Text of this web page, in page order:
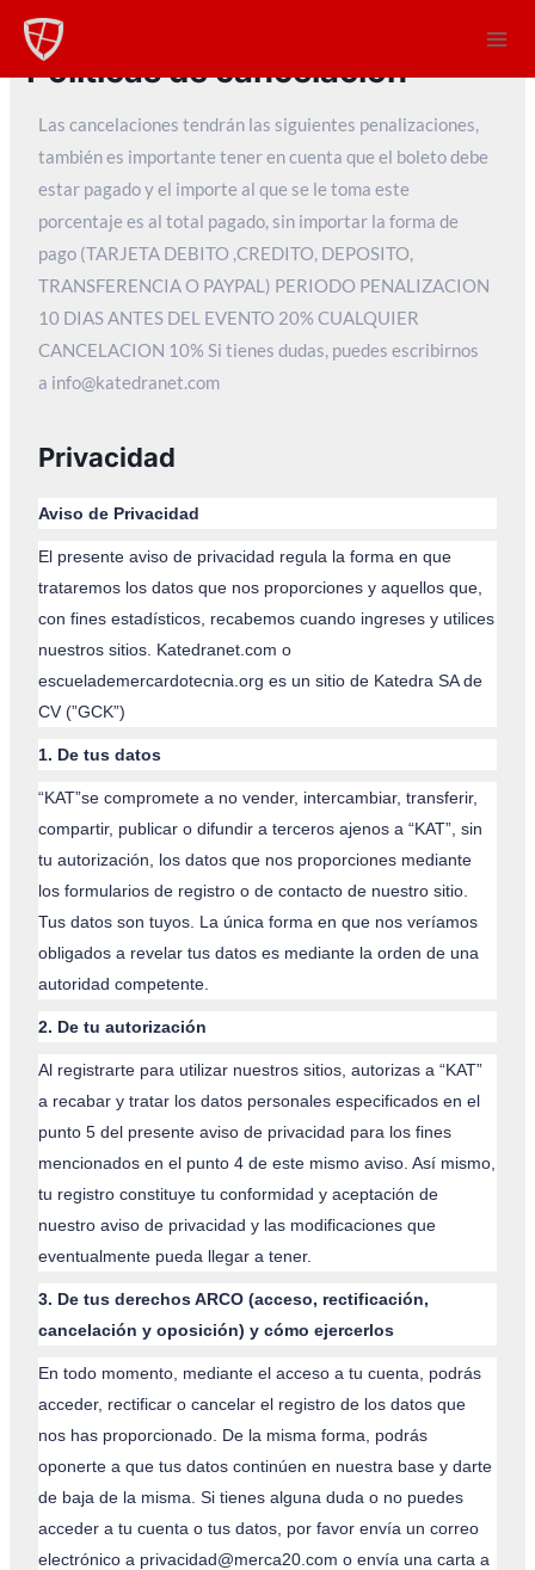
contenido
Politicas de cancelación
Las cancelaciones tendrán las siguientes penalizaciones,
también es importante tener en cuenta que el boleto debe
estar pagado y el importe al que se le toma este
porcentaje es al total pagado, sin importar la forma de
pago (TARJETA DEBITO ,CREDITO, DEPOSITO,
TRANSFERENCIA O PAYPAL) PERIODO PENALIZACION
10 DIAS ANTES DEL EVENTO 20% CUALQUIER
CANCELACION 10% Si tienes dudas, puedes escribirnos
a info@katedranet.com
Privacidad
Aviso de Privacidad
El presente aviso de privacidad regula la forma en que
trataremos los datos que nos proporciones y aquellos que,
con fines estadísticos, recabemos cuando ingreses y utilices
nuestros sitios. Katedranet.com o
escuelademercardotecnia.org es un sitio de Katedra SA de
CV (”GCK”)
1. De tus datos
“KAT”se compromete a no vender, intercambiar, transferir,
compartir, publicar o difundir a terceros ajenos a “KAT”, sin
tu autorización, los datos que nos proporciones mediante
los formularios de registro o de contacto de nuestro sitio.
Tus datos son tuyos. La única forma en que nos veríamos
obligados a revelar tus datos es mediante la orden de una
autoridad competente.
2. De tu autorización
Al registrarte para utilizar nuestros sitios, autorizas a “KAT”
a recabar y tratar los datos personales especificados en el
punto 5 del presente aviso de privacidad para los fines
mencionados en el punto 4 de este mismo aviso. Así mismo,
tu registro constituye tu conformidad y aceptación de
nuestro aviso de privacidad y las modificaciones que
eventualmente pueda llegar a tener.
3. De tus derechos ARCO (acceso, rectificación,
cancelación y oposición) y cómo ejercerlos
En todo momento, mediante el acceso a tu cuenta, podrás
acceder, rectificar o cancelar el registro de los datos que
nos has proporcionado. De la misma forma, podrás
oponerte a que tus datos continúen en nuestra base y darte
de baja de la misma. Si tienes alguna duda o no puedes
acceder a tu cuenta o tus datos, por favor envía un correo
electrónico a privacidad@merca20.com o envía una carta a